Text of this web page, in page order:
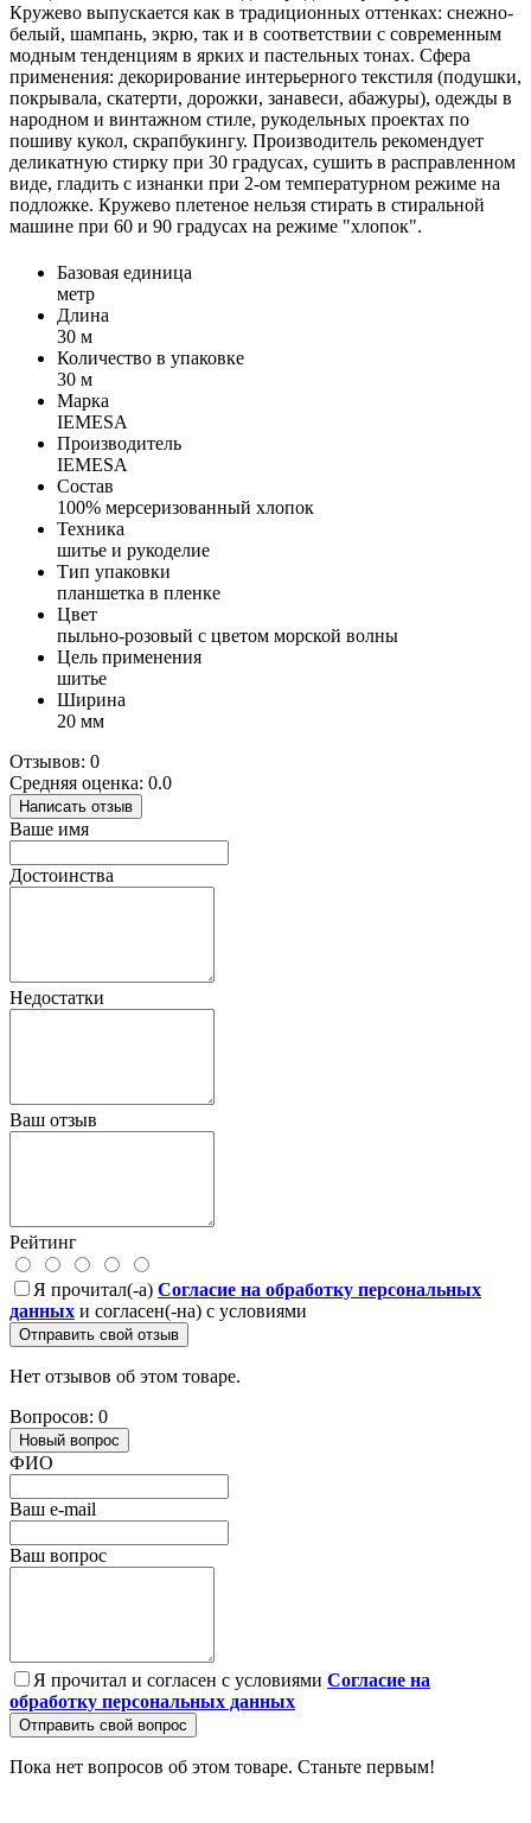
Кружево выпускается как в традиционных оттенках: снежно-
белый, шампань, экрю, так и в соответствии с современным
модным тенденциям в ярких и пастельных тонах. Сфера
применения: декорирование интерьерного текстиля (подушки,
покрывала, скатерти, дорожки, занавеси, абажуры), одежды в
народном и винтажном стиле, рукодельных проектах по
пошиву кукол, скрапбукингу. Производитель рекомендует
деликатную стирку при 30 градусах, сушить в расправленном
виде, гладить с изнанки при 2-ом температурном режиме на
подложке. Кружево плетеное нельзя стирать в стиральной
машине при 60 и 90 градусах на режиме "хлопок".
Базовая единица
метр
Длина
30 м
Количество в упаковке
30 м
Марка
IEMESA
Производитель
IEMESA
Состав
100% мерсеризованный хлопок
Техника
шитье и рукоделие
Тип упаковки
планшетка в пленке
Цвет
пыльно-розовый с цветом морской волны
Цель применения
шитье
Ширина
20 мм
Отзывов: 0
Средняя оценка: 0.0
Написать отзыв
Ваше имя
Достоинства
Недостатки
Ваш отзыв
Рейтинг
Я прочитал(-а) Согласие на обработку персональных
данных и согласен(-на) с условиями
Отправить свой отзыв
Нет отзывов об этом товаре.
Вопросов: 0
Новый вопрос
ФИО
Ваш e-mail
Ваш вопрос
Я прочитал и согласен с условиями Согласие на
обработку персональных данных
Отправить свой вопрос
Пока нет вопросов об этом товаре. Станьте первым!